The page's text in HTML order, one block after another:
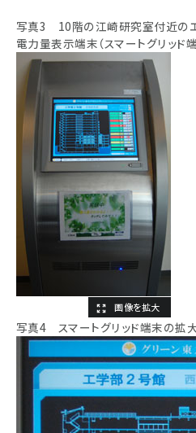
写真3 10階の江崎研究室付近の
電力量表示端末（スマートグリッド
写真4 スマートグリッド端末の拡大